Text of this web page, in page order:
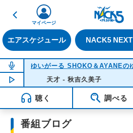
戻る
エアスケジュール NACK5 NEXT
マイページ
NOW ON AIR
NOW PLAYING21:51
天才 - 秋吉久美子
聴く 調べる
番組ブログ